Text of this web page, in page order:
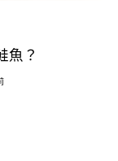
魚？